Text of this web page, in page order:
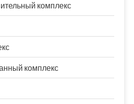
комплекс
комплекс